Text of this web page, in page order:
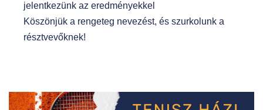
jelentkezünk az eredményekkel
Köszönjük a rengeteg nevezést, és szurkolunk a
résztvevőknek!